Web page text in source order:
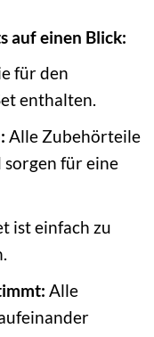
auf einen Blick:
für den
enthalten.
Alle Zubehörteile
für eine
ist einfach zu
Alle